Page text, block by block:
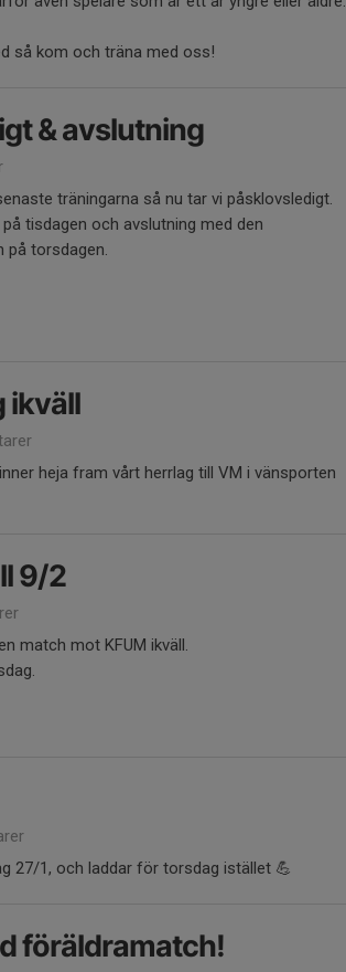
så kom och träna med oss!
& avslutning
träningarna så nu tar vi påsklovsledigt.
tisdagen och avslutning med den
på torsdagen.
ikväll
heja fram vårt herrlag till VM i vänsporten
9/2
match mot KFUM ikväll.
27/1, och laddar för torsdag istället 💪
föräldramatch!